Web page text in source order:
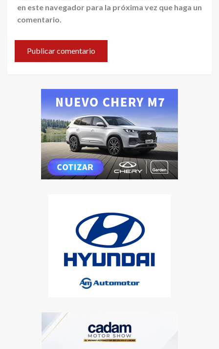
en este navegador para la próxima vez que haga un
comentario.